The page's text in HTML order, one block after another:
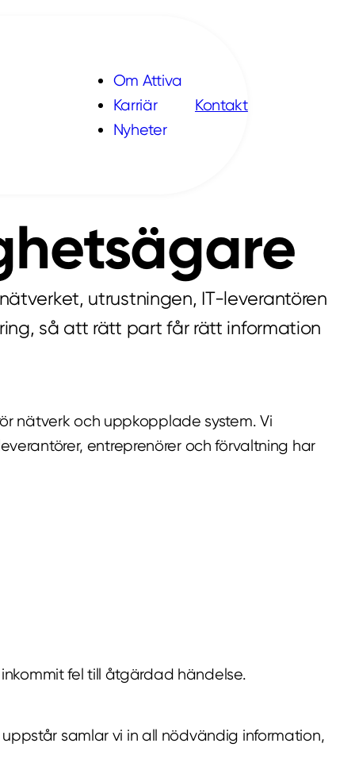
Om Attiva
Karriär
Nyheter
Kontakt
utrustningen, IT-leverantören
så att rätt part får rätt information
nätverk och uppkopplade system. Vi
entreprenörer och förvaltning har
fel till åtgärdad händelse.
samlar vi in all nödvändig information,